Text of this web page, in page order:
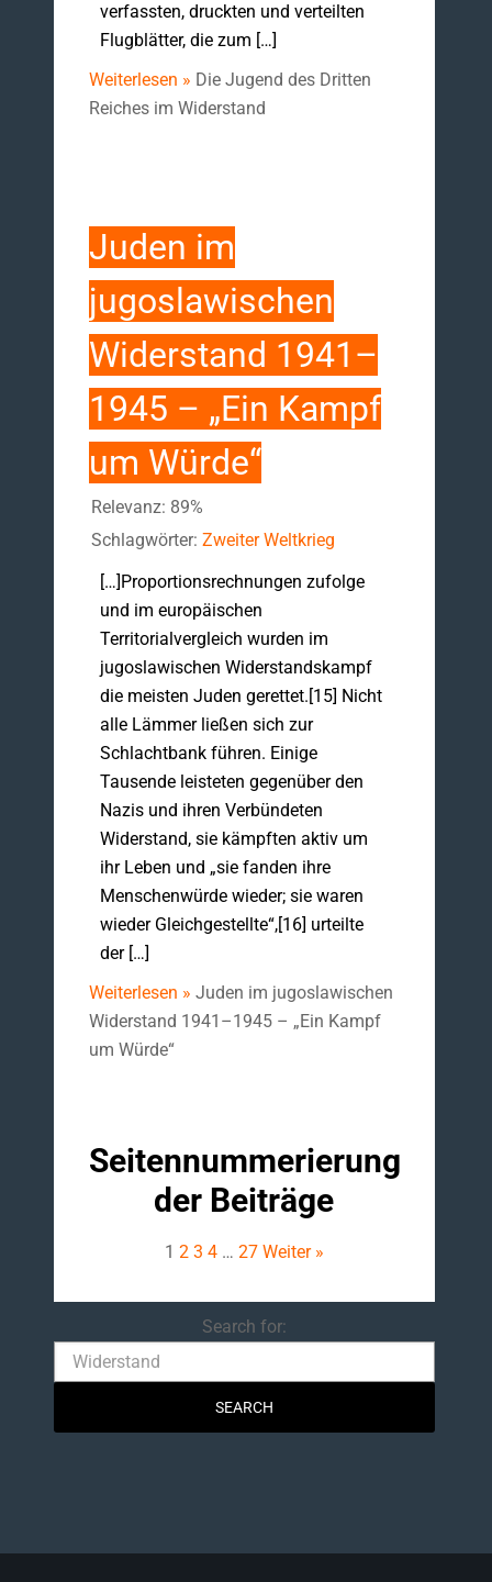
verfassten, druckten und verteilten
Flugblätter, die zum […]
Weiterlesen » Die Jugend des Dritten
Reiches im Widerstand
Juden im
jugoslawischen
Widerstand 1941–
1945 – „Ein Kampf
um Würde“
Relevanz: 89%
Schlagwörter: Zweiter Weltkrieg
[…]Proportionsrechnungen zufolge
und im europäischen
Territorialvergleich wurden im
jugoslawischen Widerstandskampf
die meisten Juden gerettet.[15] Nicht
alle Lämmer ließen sich zur
Schlachtbank führen. Einige
Tausende leisteten gegenüber den
Nazis und ihren Verbündeten
Widerstand, sie kämpften aktiv um
ihr Leben und „sie fanden ihre
Menschenwürde wieder; sie waren
wieder Gleichgestellte“,[16] urteilte
der […]
Weiterlesen » Juden im jugoslawischen
Widerstand 1941–1945 – „Ein Kampf
um Würde“
Seitennummerierung
der Beiträge
1 2 3 4 … 27 Weiter »
Search for:Search